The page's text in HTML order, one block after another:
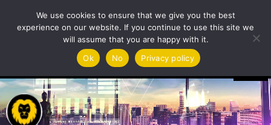
播
放
器
We use cookies to ensure that we give you the best
experience on our website. If you continue to use this site we
will assume that you are happy with it.
Ok
No Privacy policy